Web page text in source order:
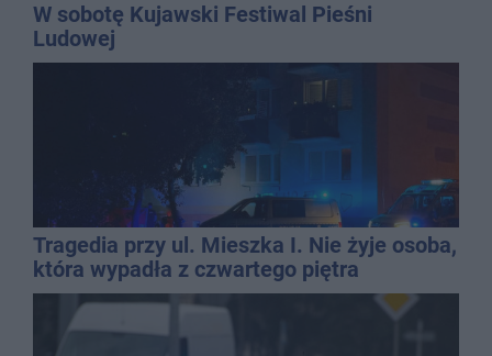
W sobotę Kujawski Festiwal Pieśni
Ludowej
Tragedia przy ul. Mieszka I. Nie żyje osoba,
która wypadła z czwartego piętra